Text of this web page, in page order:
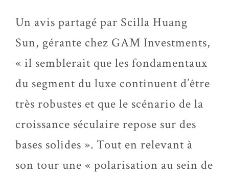
Un avis partagé par Scilla Huang
Sun, gérante chez GAM Investments,
« il semblerait que les fondamentaux
du segment du luxe continuent d’être
très robustes et que le scénario de la
croissance séculaire repose sur des
bases solides ». Tout en relevant à
son tour une « polarisation au sein de